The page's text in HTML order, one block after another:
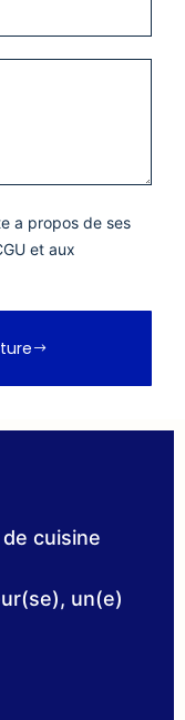
cuisine
un(e)
a propos de ses
et aux